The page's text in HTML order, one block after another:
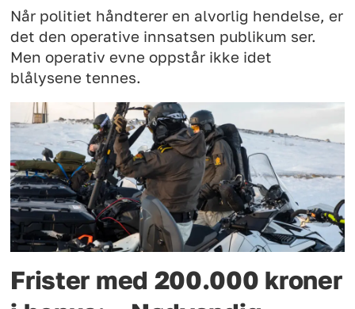
Når politiet håndterer en alvorlig hendelse, er
det den operative innsatsen publikum ser.
Men operativ evne oppstår ikke idet
blålysene tennes.
Frister med 200.000 kroner